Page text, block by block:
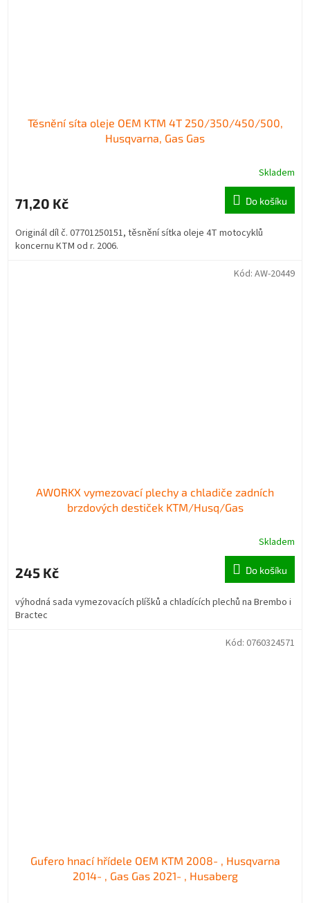
Těsnění síta oleje OEM KTM 4T 250/350/450/500,
Husqvarna, Gas Gas
Skladem
71,20 Kč Do košíku
Originál díl č. 07701250151, těsnění sítka oleje 4T motocyklů
koncernu KTM od r. 2006.
AWORKX vymezovací plechy a chladiče zadních
brzdových destiček KTM/Husq/Gas
Skladem
245 Kč Do košíku
výhodná sada vymezovacích plíšků a chladících plechů na Brembo i
Bractec
Kód: AW-20449
Gufero hnací hřídele OEM KTM 2008- , Husqvarna
2014- , Gas Gas 2021- , Husaberg
Kód: 0760324571